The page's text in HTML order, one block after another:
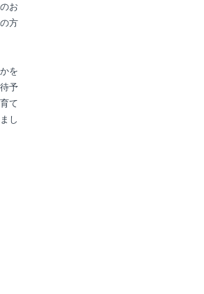
お
方
を
予
て
し